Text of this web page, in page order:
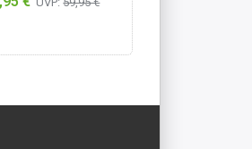
integriertem BH)